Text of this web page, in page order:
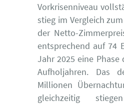
Vorkrisenniveau
stieg im Vergleich
der Netto-
entsprechend auf 74
Jahr 2025 eine
Aufholjahren. Das
Millionen
gleichzeitig